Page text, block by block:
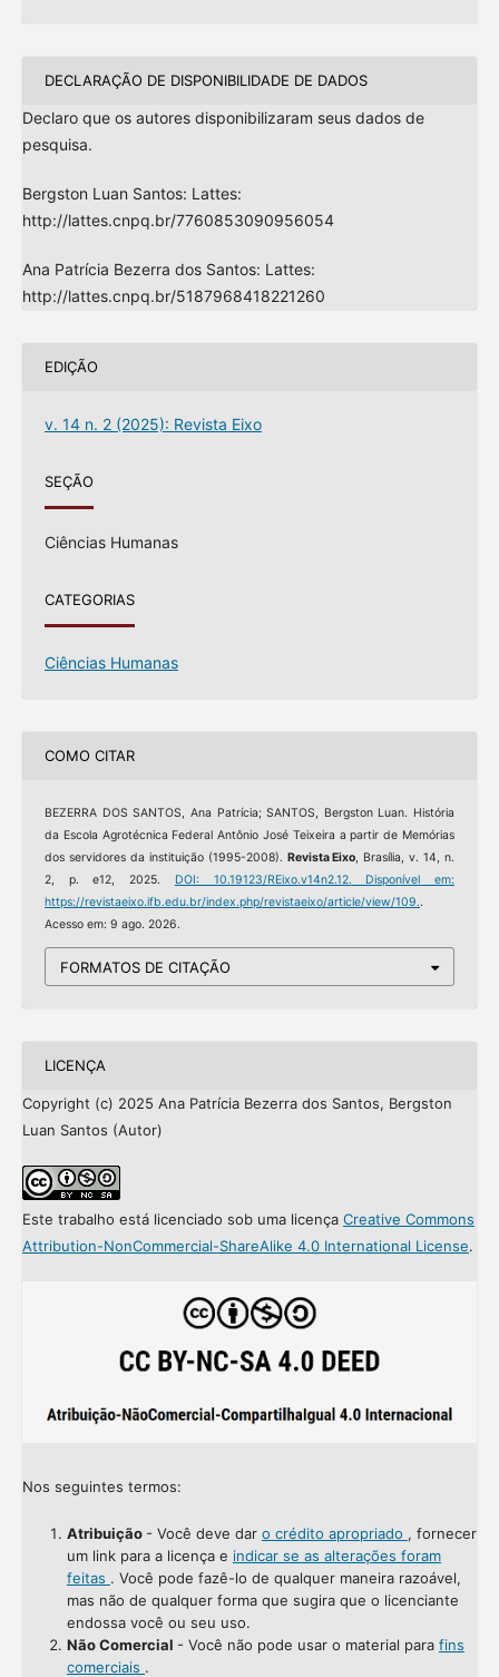
DECLARAÇÃO DE DISPONIBILIDADE DE DADOS
Declaro que os autores disponibilizaram seus dados de
pesquisa.
Bergston Luan Santos: Lattes:
http://lattes.cnpq.br/7760853090956054
Ana Patrícia Bezerra dos Santos: Lattes:
http://lattes.cnpq.br/5187968418221260
EDIÇÃO
v. 14 n. 2 (2025): Revista Eixo
SEÇÃO
Ciências Humanas
CATEGORIAS
Ciências Humanas
COMO CITAR
BEZERRA DOS SANTOS, Ana Patrícia; SANTOS, Bergston Luan. História
da Escola Agrotécnica Federal Antônio José Teixeira a partir de Memórias
dos servidores da instituição (1995-2008). Revista Eixo, Brasília, v. 14, n.
2, p. e12, 2025. DOI: 10.19123/REixo.v14n2.12. Disponível em:
https://revistaeixo.ifb.edu.br/index.php/revistaeixo/article/view/109..
Acesso em: 9 ago. 2026.
FORMATOS DE CITAÇÃO
LICENÇA
Copyright (c) 2025 Ana Patrícia Bezerra dos Santos, Bergston
Luan Santos (Autor)
Este trabalho está licenciado sob uma licença Creative Commons
Attribution-NonCommercial-ShareAlike 4.0 International License.
Nos seguintes termos:
Atribuição - Você deve dar o crédito apropriado , fornecer
um link para a licença e indicar se as alterações foram
feitas . Você pode fazê-lo de qualquer maneira razoável,
mas não de qualquer forma que sugira que o licenciante
endossa você ou seu uso.
Não Comercial - Você não pode usar o material para fins
comerciais .